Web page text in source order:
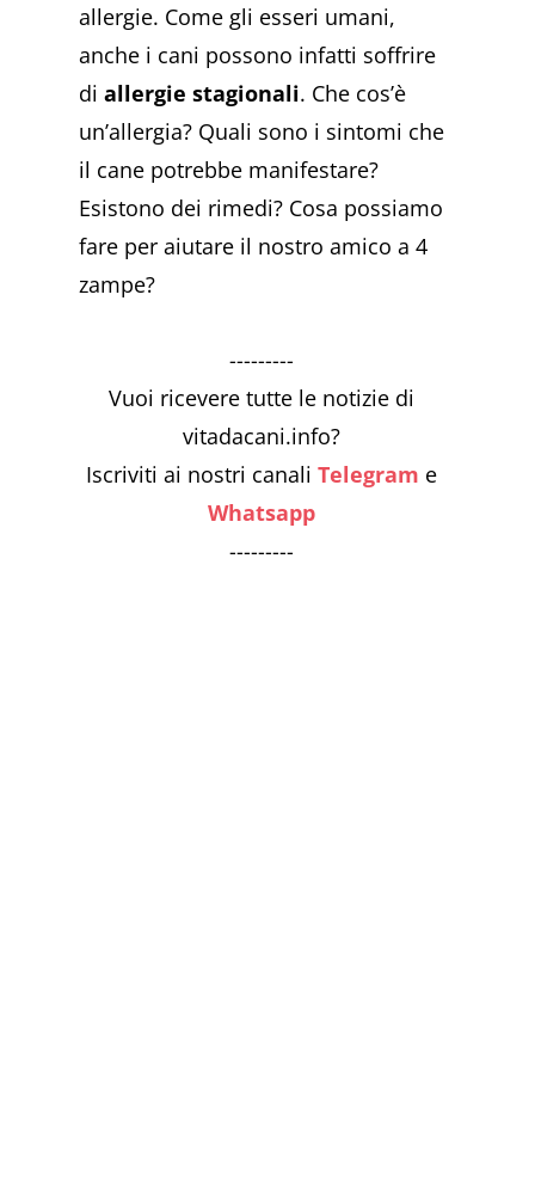
allergie. Come gli esseri umani,
anche i cani possono infatti soffrire
diallergie stagionali. Che cos’è
un’allergia? Quali sono i sintomi che
il cane potrebbe manifestare?
Esistono dei rimedi? Cosa possiamo
fare per aiutare il nostro amico a 4
zampe?
---------
Vuoi ricevere tutte le notizie di
vitadacani.info?
Iscriviti ai nostri canaliTelegram e
Whatsapp
---------